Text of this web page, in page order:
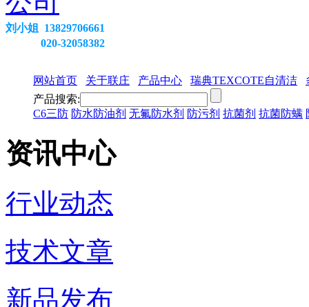
刘小姐 13829706661
020-32058382
网站首页 关于联庄 产品中心 瑞典TEXCOTE自清洁
产品搜索:
C6三防 防水防油剂 无氟防水剂 防污剂 抗菌剂 抗菌防螨
资讯中心
行业动态
技术文章
新品发布